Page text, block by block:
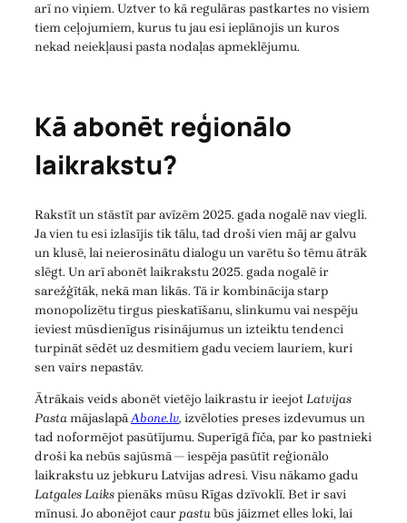
arī no viņiem. Uztver to kā regulāras pastkartes no visiem
tiem ceļojumiem, kurus tu jau esi ieplānojis un kuros
nekad neiekļausi pasta nodaļas apmeklējumu.
Kā abonēt reģionālo
laikrakstu?
Rakstīt un stāstīt par avīzēm 2025. gada nogalē nav viegli.
Ja vien tu esi izlasījis tik tālu, tad droši vien māj ar galvu
un klusē, lai neierosinātu dialogu un varētu šo tēmu ātrāk
slēgt. Un arī abonēt laikrakstu 2025. gada nogalē ir
sarežģītāk, nekā man likās. Tā ir kombinācija starp
monopolizētu tirgus pieskatīšanu, slinkumu vai nespēju
ieviest mūsdienīgus risinājumus un izteiktu tendenci
turpināt sēdēt uz desmitiem gadu veciem lauriem, kuri
sen vairs nepastāv.
Ātrākais veids abonēt vietējo laikrastu ir ieejotLatvijas
PastamājaslapāAbone.lv, izvēloties preses izdevumus un
tad noformējot pasūtījumu. Superīgā fīča, par ko pastnieki
droši ka nebūs sajūsmā — iespēja pasūtīt reģionālo
laikrakstu uz jebkuru Latvijas adresi. Visu nākamo gadu
Latgales Laikspienāks mūsu Rīgas dzīvoklī. Bet ir savi
mīnusi. Jo abonējot caurpastubūs jāizmet elles loki, lai